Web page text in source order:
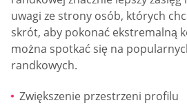
uwagi ze strony osób, których
skrót, aby pokonać ekstremalną
można spotkać się na
randkowych.
Zwiększenie przestrzeni profilu